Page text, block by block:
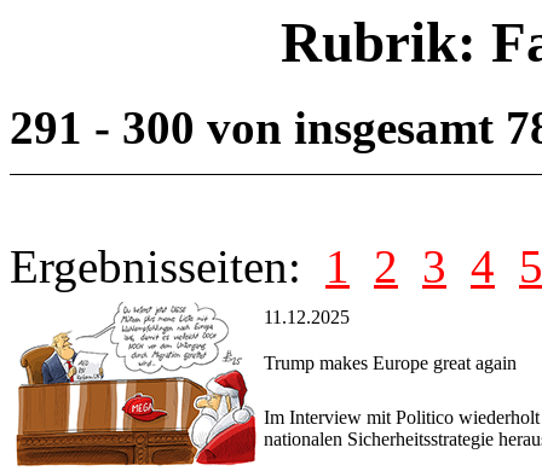
Rubrik:
291 - 300 von insgesamt
Ergebnisseiten: 1 2 3 4 5
11.12.2025
Trump makes Europe great again
Im Interview mit Politico wiederholt
nationalen Sicherheitsstrategie